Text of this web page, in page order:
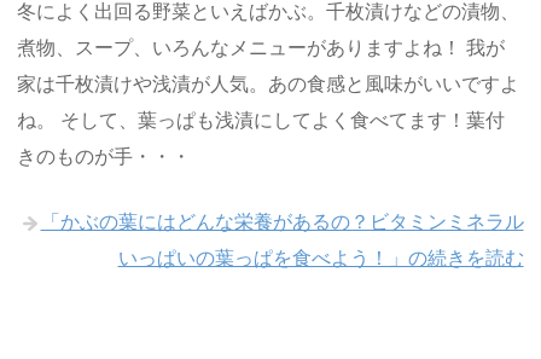
冬によく出回る野菜といえばかぶ。千枚漬けなどの漬物、
煮物、スープ、いろんなメニューがありますよね！ 我が
家は千枚漬けや浅漬が人気。あの食感と風味がいいですよ
ね。 そして、葉っぱも浅漬にしてよく食べてます！葉付
きのものが手・・・
「かぶの葉にはどんな栄養があるの？ビタミンミネラル
いっぱいの葉っぱを食べよう！」の続きを読む